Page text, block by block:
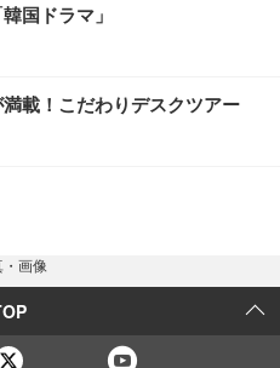
国ドラマ」
載！こだわりデスクツアー
・画像